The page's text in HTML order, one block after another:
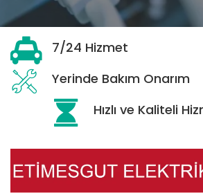
7/24 Hizmet
Yerinde Bakım Onarım
Hızlı ve Kaliteli